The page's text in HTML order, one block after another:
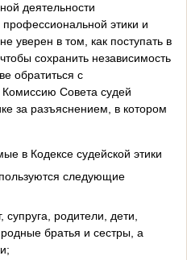
деятельности
профессиональной этики и
уверен в том, как поступать в
сохранить независимость
обратиться с
Совета судей
за разъяснением, в котором
в Кодексе судейской этики
следующие
супруга, родители, дети,
братья и сестры, а